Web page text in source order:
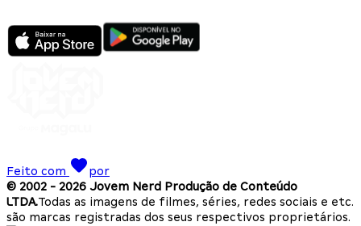
Feito com
por
© 2002 - 2026 Jovem Nerd Produção de Conteúdo
LTDA.Todas as imagens de filmes, séries, redes sociais e etc.
são marcas registradas dos seus respectivos proprietários.